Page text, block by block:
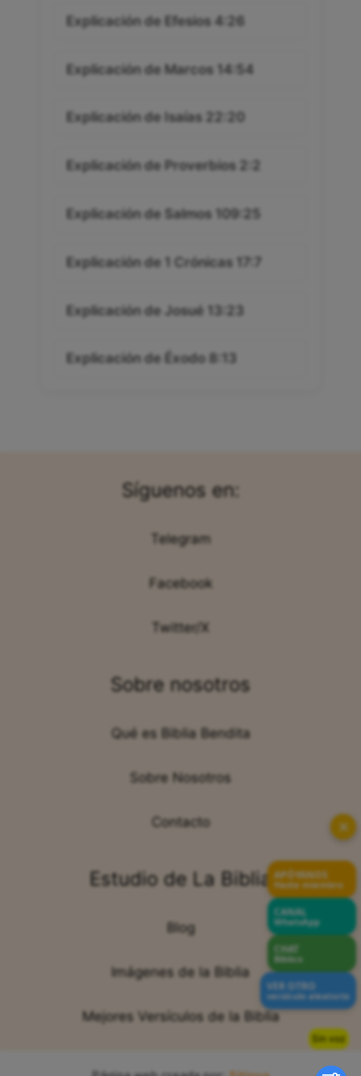
Sin voz
Explicación de Efesios 4:26
Explicación de Marcos 14:54
Explicación de Isaías 22:20
Explicación de Proverbios 2:2
Explicación de Salmos 109:25
Explicación de 1 Crónicas 17:7
Explicación de Josué 13:23
Explicación de Éxodo 8:13
Síguenos en:
Telegram
Facebook
Twitter/X
Sobre nosotros
Qué es Biblia Bendita
Sobre Nosotros
Contacto
Estudio de La Biblia
Blog
Imágenes de la Biblia
Mejores Versículos de la Biblia
✕
APÓYANOS
Hazte miembro
CANAL
WhatsApp
CHAT
Bíblico
VER OTRO
versículo aleatorio